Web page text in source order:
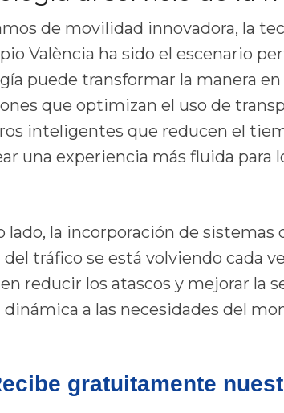
de movilidad innovadora, la
València ha sido el escenario
puede transformar la manera
que optimizan el uso de
inteligentes que reducen el
una experiencia más fluida para
lado, la incorporación de
tráfico se está volviendo cada
reducir los atascos y mejorar la
dinámica a las necesidades del